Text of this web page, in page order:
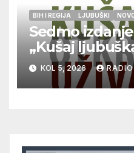
BIH I REGIJA LJUBUŠKI
Sedmo
„Kušaj
vrhunska
glazbu
KOL 5, 2026